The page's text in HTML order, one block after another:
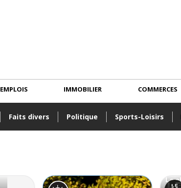
Faits divers Politique Sports-Loisirs
EMPLOIS IMMOBILIER COMMERCES